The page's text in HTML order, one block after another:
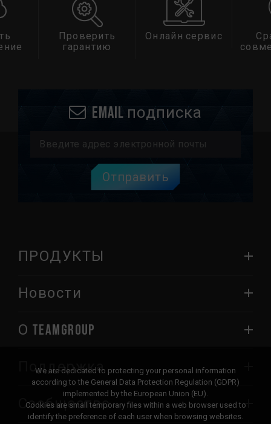
Проверить
гарантию
Онлайн сервис
Email подписка
Отправить
ПРОДУКТЫ
Новости
О TEAMGROUP
Поддержка
Сообщество
We are dedicated to protecting your personal information
according to the General Data Protection Regulation (GDPR)
implemented by the European Union (EU).
Cookies are small temporary files within a web browser used to
identify the preference of each user when browsing websites.